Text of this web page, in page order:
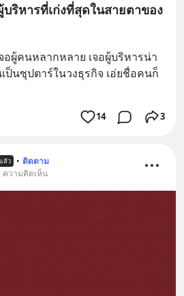
ริหารที่เก่งที่สุดในสายตาของ
อผู้คนหลากหลาย เจอผู้บริหารน่า
ป็นซุปตาร์ในวงธุรกิจ เอ่ยชื่อคนก็
14 3
ล้ว • ติดตาม
ความคิดเห็น